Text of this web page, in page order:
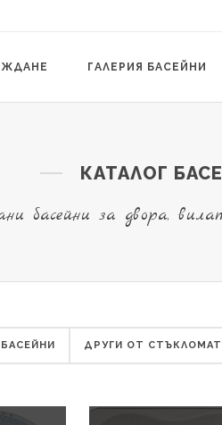
ГАЛЕРИЯ БАСЕЙНИ
КАТАЛОГ
басейни за двора,
БАСЕЙНИ ДРУГИ ОТ